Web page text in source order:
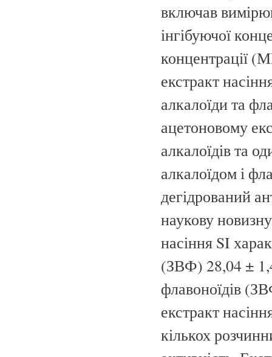
включав
інгібуючої
концентрації
екстракт
алкалоїди та
ацетоновому
алкалоїдів та
алкалоїдом і
дегідрований
наукову
насіння SI
(ЗВФ) 28,04 ±
флавоноїдів
екстракт
кількох